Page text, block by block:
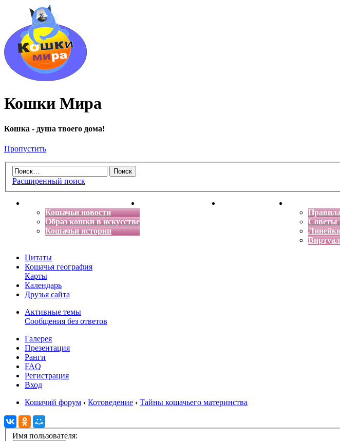
Кошки Мира
Кошка - душа твоего дома!
Пропустить
Расширенный поиск
Кошачьи новости
Образ кошки в искусстве
Кошачьи истории
Энциклопедия кошек Детская фантазия
Советы
Цитаты
Кошачья география
Карты
Календарь
Друзья сайта
Активные темы
Сообщения без ответов
Галерея
Презентация
Ранги
FAQ
Регистрация
Вход
Кошачий форум ‹ Котоведение ‹ Тайны кошачьего материнства
Имя пользователя: